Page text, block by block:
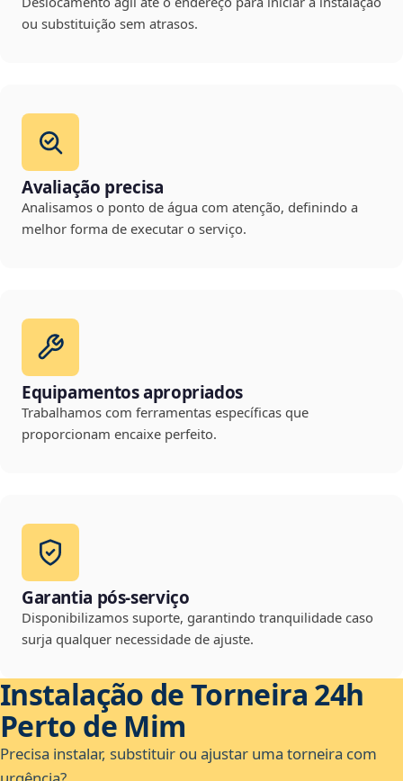
ou substituição sem atrasos.
Avaliação precisa
Analisamos o ponto de água com atenção, definindo a
melhor forma de executar o serviço.
Equipamentos apropriados
Trabalhamos com ferramentas específicas que
proporcionam encaixe perfeito.
Garantia pós-serviço
Disponibilizamos suporte, garantindo tranquilidade caso
surja qualquer necessidade de ajuste.
Instalação de Torneira 24h
Perto de Mim
Precisa instalar, substituir ou ajustar uma torneira com